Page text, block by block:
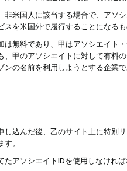
非米国人に該当する場合で、アソ
スを米国外で履行することになる
は無料であり、甲はアソシエイト
、甲のアソシエイトに対して有料
ンの名前を利用しようとする企業
し込んだ後、乙のサイト上に特別
。
たアソシエイトIDを使用しなけれ